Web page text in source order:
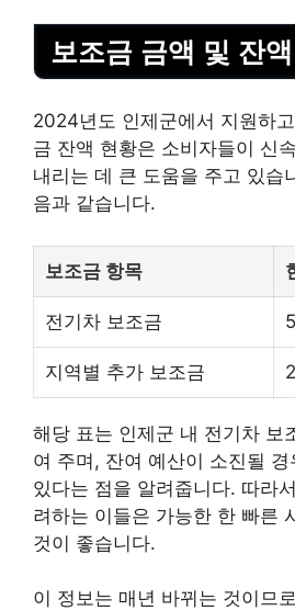
보조금 금액 및 잔
2024년도 인제군에서 지원하
금 잔액 현황은 소비자들이 신
내리는 데 큰 도움을 주고 있습
음과 같습니다.
보조금 항목
전기차 보조금
지역별 추가 보조금
해당 표는 인제군 내 전기차 보
여 주며, 잔여 예산이 소진될
있다는 점을 알려줍니다. 따라
려하는 이들은 가능한 한 빠른
것이 좋습니다.
이 정보는 매년 바뀌는 것이므